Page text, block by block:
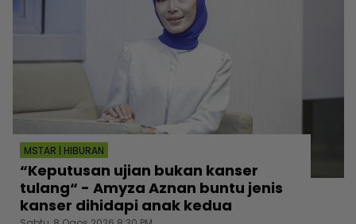
MSTAR | HIBURAN
“Keputusan ujian bukan kanser
tulang“ - Amyza Aznan buntu jenis
kanser dihidapi anak kedua